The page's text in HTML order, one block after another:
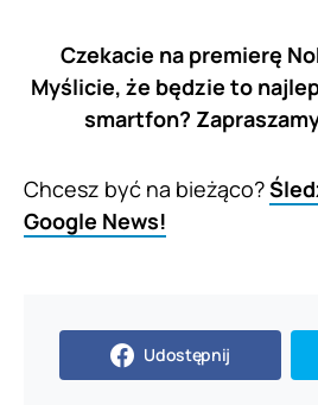
Czekacie na premierę
Myślicie, że będzie to
smartfon?
Chcesz być na bieżąco?
Google News!
Udostępnij